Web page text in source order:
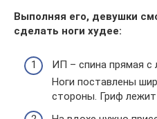
Выполняя его, девушки
сделать ноги худее:
ИП – спина прямая с
Ноги поставлены
стороны. Гриф